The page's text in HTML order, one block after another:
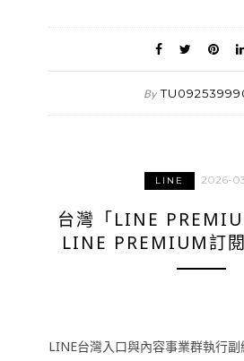
By
LINE 2026-
台灣「LINE
LINE PREMIUM訂
LINE台灣入口與內容事業群執行